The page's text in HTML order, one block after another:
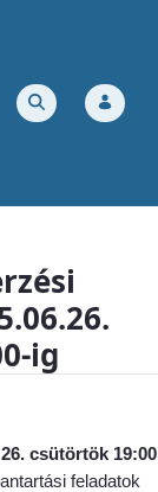
ig
csütörtök 19:00
feladatok